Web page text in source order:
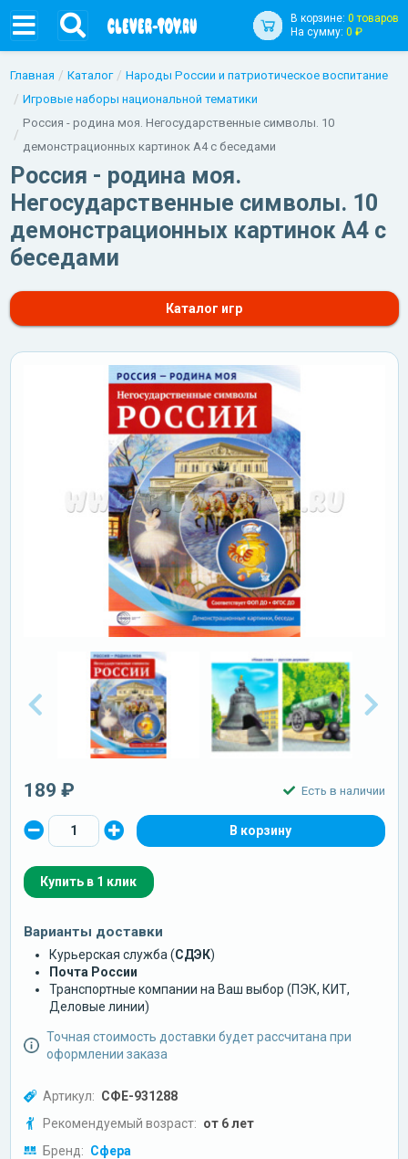
В корзине: 0 товаров
На сумму: 0 ₽
Главная Каталог
Народы России и патриотическое воспитание
Игровые наборы национальной тематики
Россия - родина моя. Негосударственные символы. 10
демонстрационных картинок А4 с беседами
Россия - родина моя.
Негосударственные символы. 10
демонстрационных картинок А4 с
беседами
Каталог игр
189 ₽ Есть в наличии
Купить в 1 клик
Варианты доставки
Курьерская служба (СДЭК)
Почта России
Транспортные компании на Ваш выбор (ПЭК, КИТ,
Деловые линии)
Точная стоимость доставки будет рассчитана при
оформлении заказа
Артикул: СФЕ-931288
Рекомендуемый возраст: от 6 лет
Бренд: Сфера